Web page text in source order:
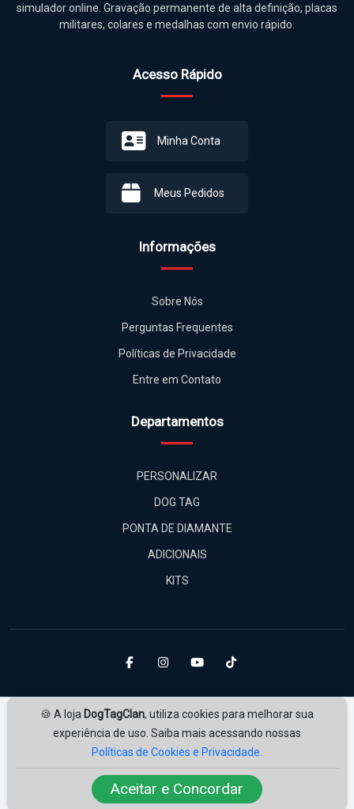
🍪 A loja DogTagClan, utiliza cookies para melhorar sua
experiência de uso. Saiba mais acessando nossas
Políticas de Cookies e Privacidade.
Aceitar e Concordar
simulador online. Gravação permanente de alta definição, placas
militares, colares e medalhas com envio rápido.
Acesso Rápido
Minha Conta
Meus Pedidos
Informações
Sobre Nós
Perguntas Frequentes
Políticas de Privacidade
Entre em Contato
Departamentos
PERSONALIZAR
DOG TAG
PONTA DE DIAMANTE
ADICIONAIS
KITS
Desenvolvido porAmplie Soluções
ampliesolucoes.com.br
© 2026 | Todos os direitos reservados.